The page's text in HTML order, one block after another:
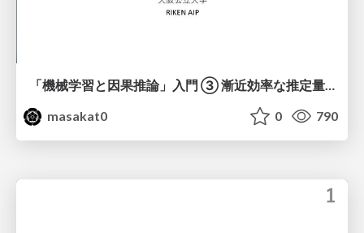
「機械学習と因果推論」入門 ③ 漸近効率な推定量と二重機械学習
masakat0
0 790